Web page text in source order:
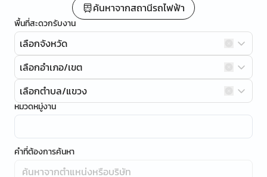
ค้นหาจากสถานีรถไฟฟ้า
พื้นที่สะดวกรับงาน
เลือกจังหวัด
เลือกอำเภอ/เขต
เลือกตำบล/แขวง
หมวดหมู่งาน
คำที่ต้องการค้นหา